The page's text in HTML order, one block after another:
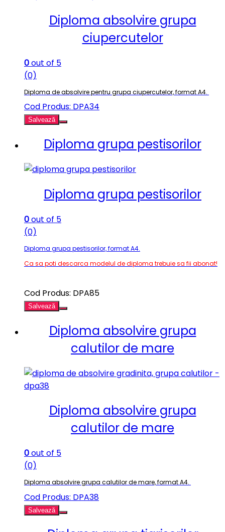
Diploma absolvire grupa
ciupercutelor
0out of 5
(0)
Diploma de absolvire pentru grupa ciupercutelor, format A4.
Cod Produs: DPA34
Salvează
Diploma grupa pestisorilor
Diploma grupa pestisorilor
0out of 5
(0)
Diploma grupa pestisorilor, format A4.
Ca sa poti descarca modelul de diploma trebuie sa fii abonat!
Cod Produs: DPA85
Salvează
Diploma absolvire grupa
calutilor de mare
Diploma absolvire grupa
calutilor de mare
0out of 5
(0)
Diploma absolvire grupa calutilor de mare, format A4.
Cod Produs: DPA38
Salvează